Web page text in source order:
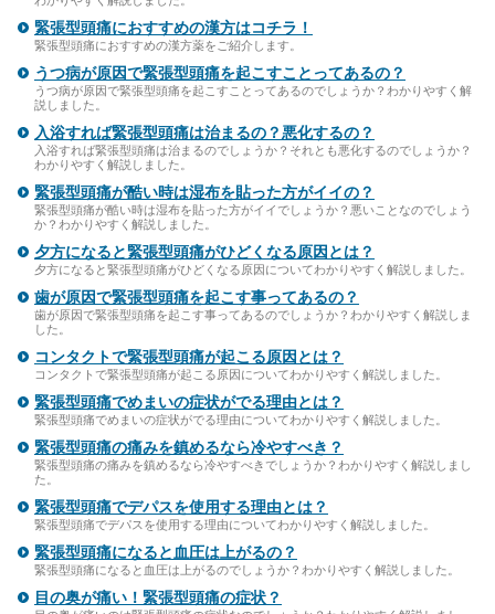
緊張型頭痛におすすめの漢方はコチラ！
緊張型頭痛におすすめの漢方薬をご紹介します。
うつ病が原因で緊張型頭痛を起こすことってあるの？
うつ病が原因で緊張型頭痛を起こすことってあるのでしょうか？わかりやすく解
説しました。
入浴すれば緊張型頭痛は治まるの？悪化するの？
入浴すれば緊張型頭痛は治まるのでしょうか？それとも悪化するのでしょうか？
わかりやすく解説しました。
緊張型頭痛が酷い時は湿布を貼った方がイイの？
緊張型頭痛が酷い時は湿布を貼った方がイイでしょうか？悪いことなのでしょう
か？わかりやすく解説しました。
夕方になると緊張型頭痛がひどくなる原因とは？
夕方になると緊張型頭痛がひどくなる原因についてわかりやすく解説しました。
歯が原因で緊張型頭痛を起こす事ってあるの？
歯が原因で緊張型頭痛を起こす事ってあるのでしょうか？わかりやすく解説しま
した。
コンタクトで緊張型頭痛が起こる原因とは？
コンタクトで緊張型頭痛が起こる原因についてわかりやすく解説しました。
緊張型頭痛でめまいの症状がでる理由とは？
緊張型頭痛でめまいの症状がでる理由についてわかりやすく解説しました。
緊張型頭痛の痛みを鎮めるなら冷やすべき？
緊張型頭痛の痛みを鎮めるなら冷やすべきでしょうか？わかりやすく解説しまし
た。
緊張型頭痛でデパスを使用する理由とは？
緊張型頭痛でデパスを使用する理由についてわかりやすく解説しました。
緊張型頭痛になると血圧は上がるの？
緊張型頭痛になると血圧は上がるのでしょうか？わかりやすく解説しました。
目の奥が痛い！緊張型頭痛の症状？